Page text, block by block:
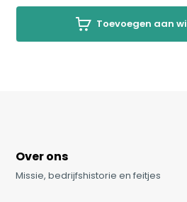
Toevoegen aan
Over ons
Missie, bedrijfshistorie en feitjes